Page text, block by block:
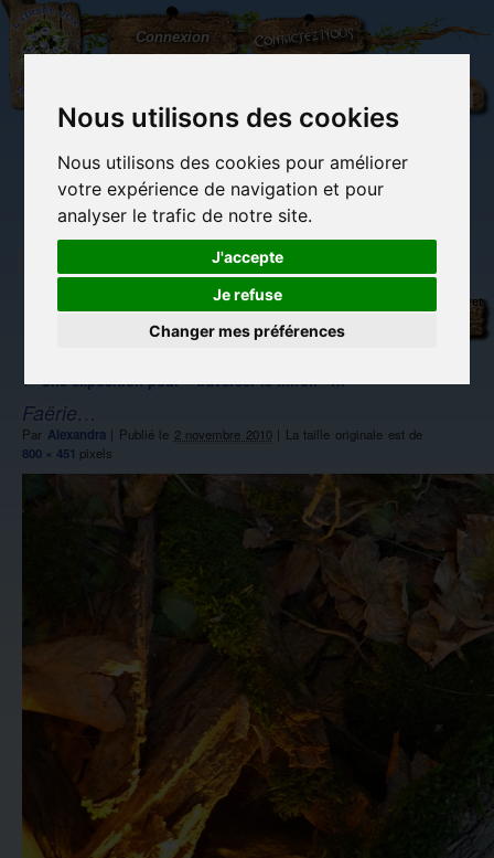
Nous utilisons des cookies
Nous utilisons des cookies pour améliorer
votre expérience de navigation et pour
analyser le trafic de notre site.
J'accepte
Je refuse
Changer mes préférences
L'Arbre
aux
100.000
Connexion Contactez-nous
(vide)
imaginaires
Carterie
papeterie
originale
manuelles,
détente et jeux
Objets déco et
cadeaux
Du côté du
←Une exposition pour « traverser le miroir »…
Faërie…
Par Alexandra | Publié le 2 novembre 2010 | La taille originale est de
800 × 451 pixels